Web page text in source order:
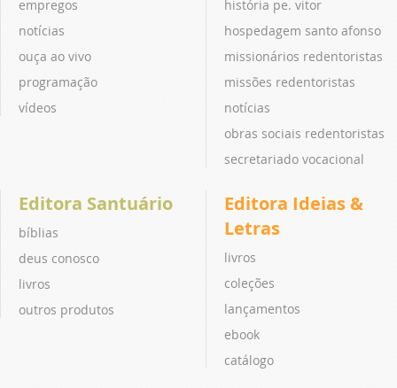
empregos
notícias
ouça ao vivo
programação
vídeos
história pe. vitor
hospedagem santo afonso
missionários redentoristas
missões redentoristas
notícias
obras sociais redentoristas
secretariado vocacional
Editora Santuário
bíblias
deus conosco
livros
outros produtos
Editora Ideias &
Letras
livros
coleções
lançamentos
ebook
catálogo